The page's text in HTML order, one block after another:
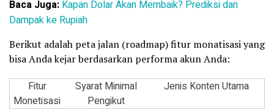
Baca Juga: Kapan Dolar Akan Membaik? Prediksi dan
Dampak ke Rupiah
Berikut adalah peta jalan (roadmap) fitur monatisasi yang
bisa Anda kejar berdasarkan performa akun Anda:
Fitur
Monetisasi
Syarat Minimal
Pengikut
Jenis Konten Utama